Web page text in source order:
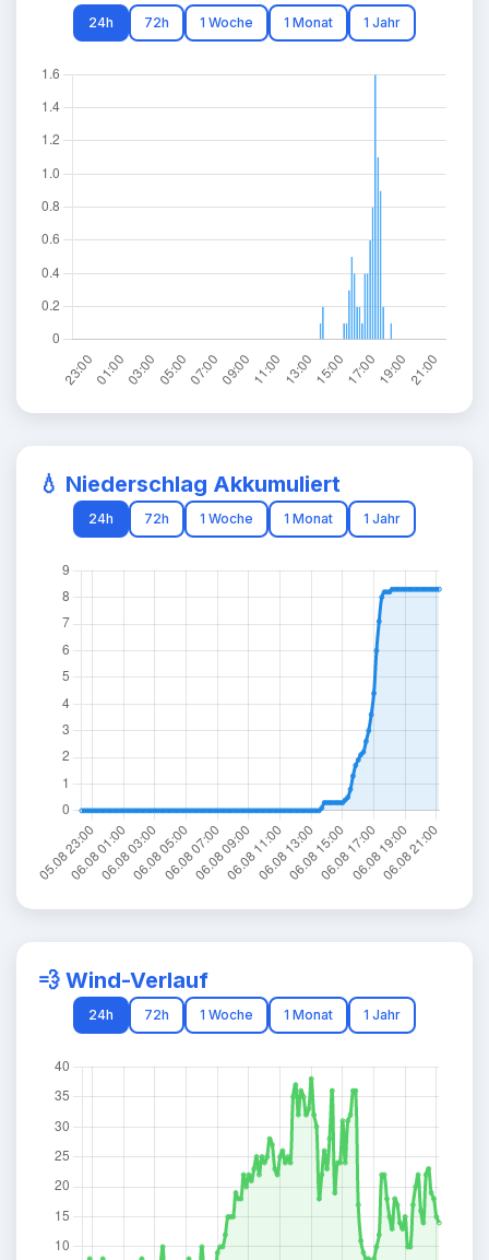
24h 72h 1 Woche 1 Monat 1 Jahr
💧 Niederschlag Akkumuliert
24h 72h 1 Woche 1 Monat 1 Jahr
💨 Wind-Verlauf
24h 72h 1 Woche 1 Monat 1 Jahr